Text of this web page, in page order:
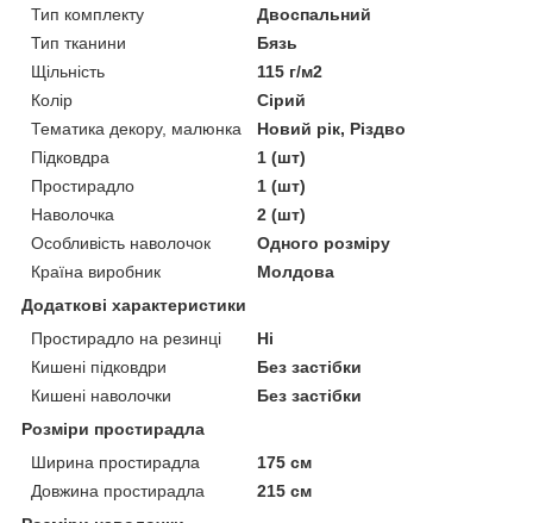
Тип комплекту
Двоспальний
Тип тканини
Бязь
Щільність
115 г/м2
Колір
Сірий
Тематика декору, малюнка
Новий рік, Різдво
Підковдра
1 (шт)
Простирадло
1 (шт)
Наволочка
2 (шт)
Особливість наволочок
Одного розміру
Країна виробник
Молдова
Додаткові характеристики
Простирадло на резинці
Ні
Кишені підковдри
Без застібки
Кишені наволочки
Без застібки
Розміри простирадла
Ширина простирадла
175 см
Довжина простирадла
215 см